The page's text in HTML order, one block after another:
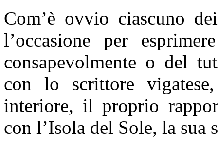
Com’è ovvio ciascuno
l’occasione per
consapevolmente o del
con lo scrittore
interiore, il proprio
con l’Isola del Sole, la